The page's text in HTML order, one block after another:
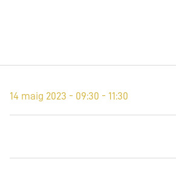
14 maig 2023 - 09:30 - 11:30